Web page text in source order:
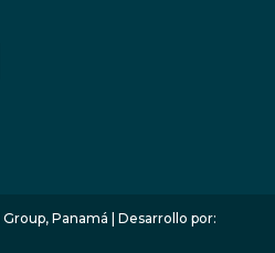
Panamá | Desarrollo por:
/ Let's Talk